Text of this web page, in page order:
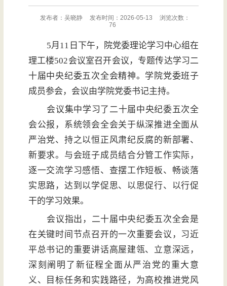
发布者：吴晓静 发布时间：2026-05-13
浏览次数：
76
5月 11 日下午，院党委理论学习中心组在
理工楼502会议室召开会议，专题传达学习二
十届中央纪委五次全会精神。学院党委班子
成员参会，会议由学院党委书记主持。
会议集中学习了二十届中央纪委五次全
会公报，系统领会全会关于纵深推进全面从
严治党、持之以恒正风肃纪反腐的新部署、
新要求。与会班子成员结合分管工作实际，
逐一交流学习感悟、查摆工作短板、畅谈落
实思路，达到以学促思、以思促行、以行促
干的学习效果。
会议指出，二十届中央纪委五次全会是
在关键时间节点召开的一次重要会议，习近
平总书记的重要讲话高屋建瓴、立意深远，
深刻阐明了新征程全面从严治党的重大意
义、目标任务和实践路径，为高校推进党风